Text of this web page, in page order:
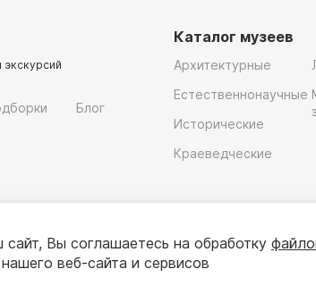
Блог
Каталог музеев
Архитектурные
Естественнонаучные
Исторические
Краеведческие
Вы соглашаетесь на обработку
веб-сайта и сервисов